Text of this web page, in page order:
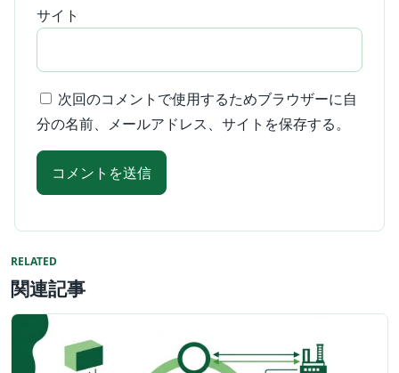
サイト
次回のコメントで使用するためブラウザーに自
分の名前、メールアドレス、サイトを保存する。
RELATED
関連記事